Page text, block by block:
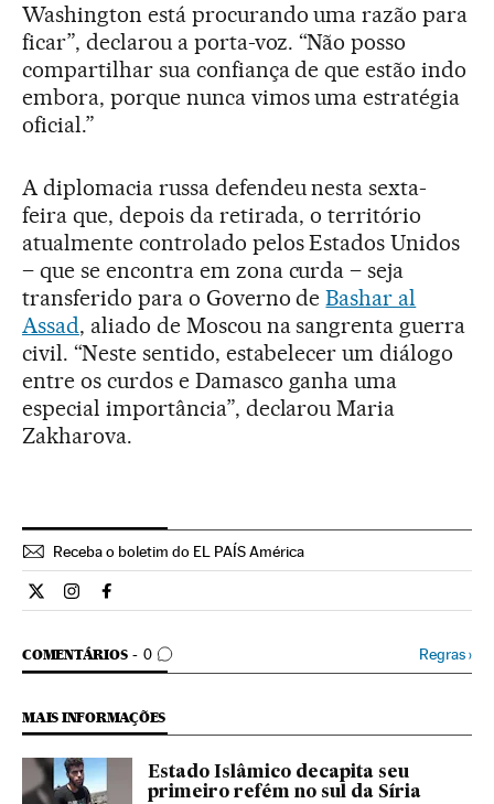
Washington está procurando uma razão para
ficar”, declarou a porta-voz. “Não posso
compartilhar sua confiança de que estão indo
embora, porque nunca vimos uma estratégia
oficial.”
A diplomacia russa defendeu nesta sexta-
feira que, depois da retirada, o território
atualmente controlado pelos Estados Unidos
– que se encontra em zona curda – seja
transferido para o Governo deBashar al
Assad, aliado de Moscou na sangrenta guerra
civil. “Neste sentido, estabelecer um diálogo
entre os curdos e Damasco ganha uma
especial importância”, declarou Maria
Zakharova.
Receba o boletim do EL PAÍS América
Internacional El País Brasil en Twitter
Internacional El País Brasil en Instagram
Internacional El País Brasil en Facebook
COMENTÁRIOS 0
COMENTÁRIOS Regras›
MAIS INFORMAÇÕES
Estado Islâmico decapita seu
primeiro refém no sul da Síria